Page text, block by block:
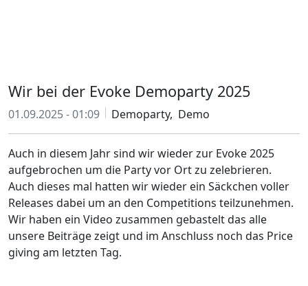
Wir bei der Evoke Demoparty 2025
01.09.2025 - 01:09 Demoparty, Demo
Auch in diesem Jahr sind wir wieder zur Evoke 2025
aufgebrochen um die Party vor Ort zu zelebrieren.
Auch dieses mal hatten wir wieder ein Säckchen voller
Releases dabei um an den Competitions teilzunehmen.
Wir haben ein Video zusammen gebastelt das alle
unsere Beiträge zeigt und im Anschluss noch das Price
giving am letzten Tag.